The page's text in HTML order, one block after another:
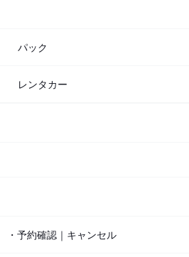
パック
レンタカー
・予約確認｜キャンセル